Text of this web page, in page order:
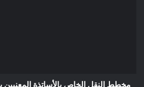
2026
مخطط النقل الخاص بالأساتذة